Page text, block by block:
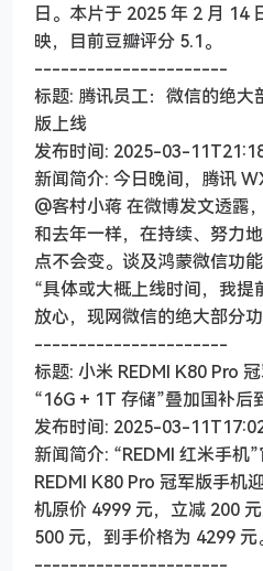
日。本片于 2025 年 2 月 14
映，目前豆瓣评分 5.1。
----------------------
标题: 腾讯员工：微信的绝大
版上线
发布时间: 2025-03-
新闻简介: 今日晚间，腾讯
@客村小蒋 在微博发文透露
和去年一样，在持续、努力
点不会变。谈及鸿蒙微信功
“具体或大概上线时间，我
放心，现网微信的绝大部分
----------------------
标题: 小米 REDMI K80 Pro
“16G + 1T 存储”叠加国补后
发布时间: 2025-03-
新闻简介: “REDMI 红米手机
REDMI K80 Pro 冠军版手机
机原价 4999 元，立减 200
500 元，到手价格为 4299 元
----------------------